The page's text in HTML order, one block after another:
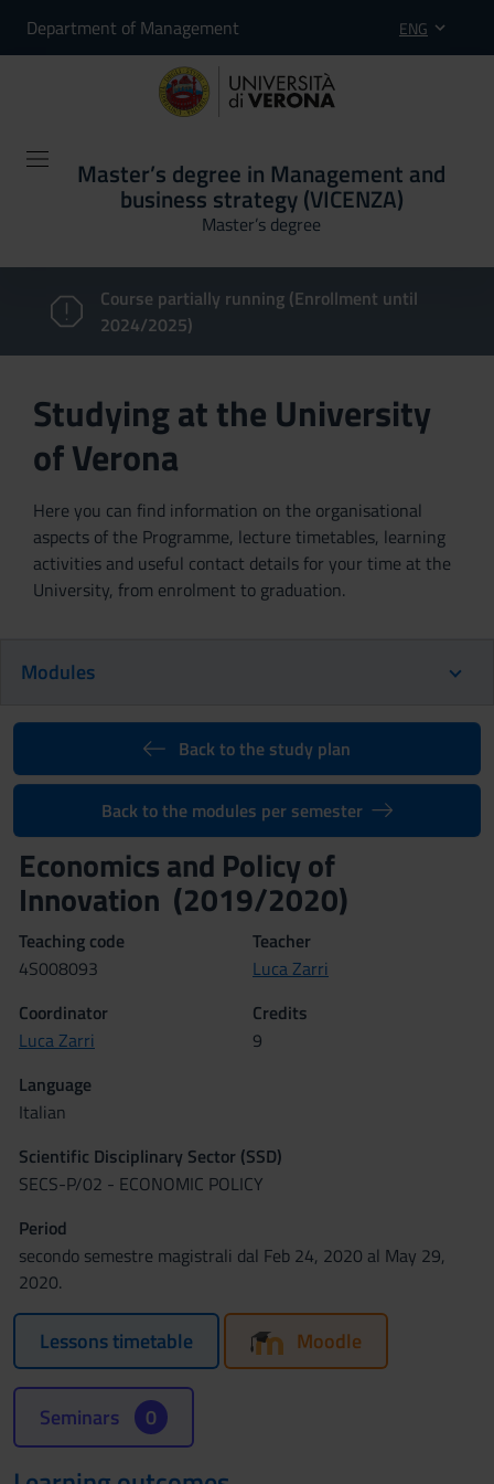
Department of Management ENG
Master’s degree in Management and
business strategy (VICENZA)
Master’s degree
Course partially running (Enrollment until
2024/2025)
Studying at the University
of Verona
Here you can find information on the organisational
aspects of the Programme, lecture timetables, learning
activities and useful contact details for your time at the
University, from enrolment to graduation.
Modules
Back to the study plan
Back to the modules per semester
Economics and Policy of
Innovation (2019/2020)
Teaching code
4S008093
Teacher
Luca Zarri
Coordinator
Luca Zarri
Credits
9
Language
Italian
Scientific Disciplinary Sector (SSD)
SECS-P/02 - ECONOMIC POLICY
Period
secondo semestre magistrali dal Feb 24, 2020 al May 29,
2020.
Lessons timetable Moodle
Seminars 0